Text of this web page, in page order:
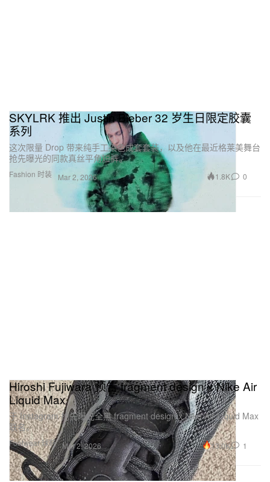
Fashion 时装
SKYLRK 推出 Justin Bieber 32 岁生日限定胶囊
系列
这次限量 Drop 带来纯手工染色成套套装，以及他在最近格莱美舞台
抢先曝光的同款真丝平角短裤。
Mar 2, 2026 1.8K 0
Footwear 球鞋
Hiroshi Fujiwara 预告 fragment design x Nike Air
Liquid Max
于 Instagram 抢先曝光全黑 fragment design x Nike Air Liquid Max
联名。
Mar 2, 2026 13.0K 1